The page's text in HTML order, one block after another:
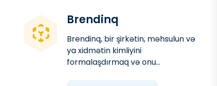
bizneslərin inkişafı üçün
əvəzedilməz bir vasitədir.
Brendinq
Brendinq, bir şirkətin, məhsulun və
ya xidmətin kimliyini
formalaşdırmaq və onu